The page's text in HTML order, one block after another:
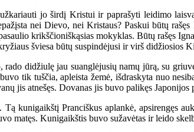
jo širdį Kristui ir paprašyti leidimo
nei Dievo, nei Kristaus? Paskui būtų
krikščioniškąsias mokyklas. Būtų rašęs
šviesa būtų suspindėjusi ir virš didžiosios
didžiulę jau suanglėjusių namų jūrą, su
tik tuščia, apleista žemė, išdraskyta nuo
jis atnešęs. Dovanas jis buvo palikęs
Pranciškus aplankė, apsirengęs
matęs. Kunigaikštis buvo sužavėtas ir leido